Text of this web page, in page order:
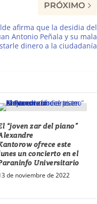
PRÓXIMO
afirma que la desidia del
Antonio Peñala y su mala
dinero a la ciudadanía
“joven zar del piano”
ofrece este
un concierto en el
Universitario
de noviembre de 2022